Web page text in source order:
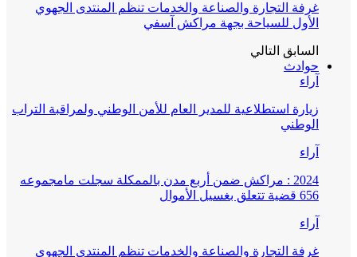
غرفة التجارة والصناعة والخدمات تنظم المنتدى الجهوي
الأول للسياحة بجهة مراكش آسفي
السابقالتالي
حوادث
زيارة استطلاعية للمدير العام للأمن الوطني ولمراقبة التراب
الوطني
2024 : مراكش ضمن أربع مدن بالممكلة سجلت مامجموعه
غرفة التجارة والصناعة والخدمات تنظم المنتدى الجهوي